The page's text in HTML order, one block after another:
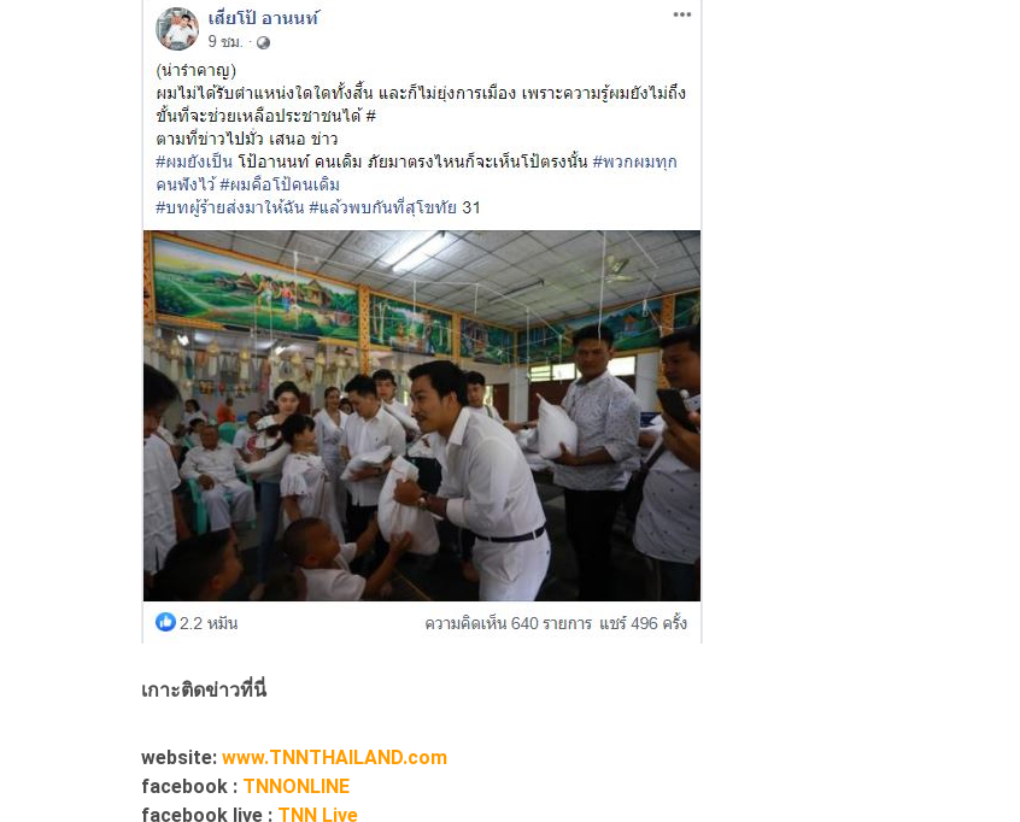
เกาะติดข่าวที่นี่
website: www.TNNTHAILAND.com
facebook : TNNONLINE
facebook live : TNN Live